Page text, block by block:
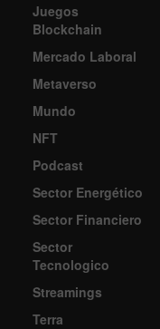
Juegos
Blockchain
Mercado Laboral
Metaverso
Mundo
NFT
Podcast
Sector Energético
Sector Financiero
Sector
Tecnologico
Streamings
Terra